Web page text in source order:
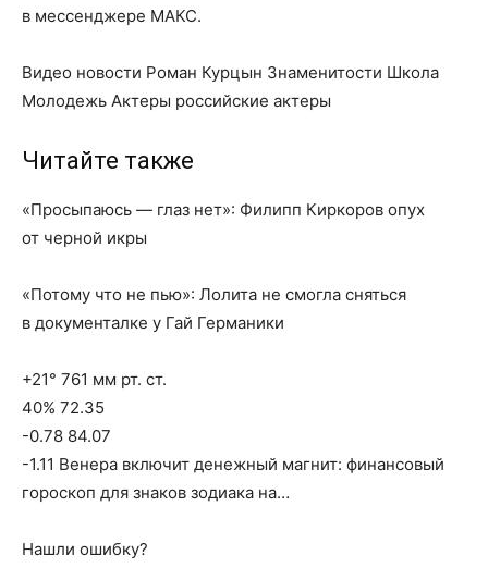
в мессенджере МАКС.
Видео новости Роман Курцын Знаменитости Школа
Молодежь Актеры российские актеры
Читайте также
«Просыпаюсь — глаз нет»: Филипп Киркоров опух
от черной икры
«Потому что не пью»: Лолита не смогла сняться
в документалке у Гай Германики
+21° 761 мм рт. ст.
40% 72.35
-0.78 84.07
-1.11 Венера включит денежный магнит: финансовый
гороскоп для знаков зодиака на…
Нашли ошибку?